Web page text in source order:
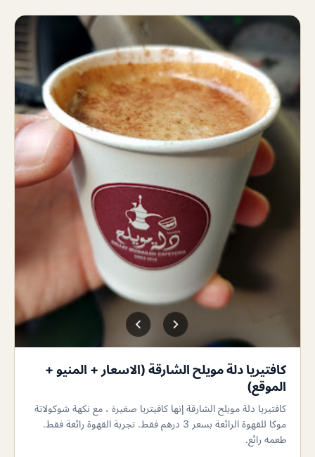
كافتيريا دلة مويلح الشارقة (الاسعار + المنيو +
الموقع)
كافتيريا دلة مويلح الشارقة إنها كافيتريا صغيرة ، مع نكهة شوكولاتة
موكا للقهوة الرائعة بسعر 3 درهم فقط. تجربة القهوة رائعة فقط.
طعمه رائع.